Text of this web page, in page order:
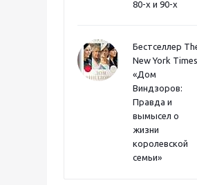
80-х и 90-х
Бестселлер
New York
«Дом
Виндзоров:
Правда и
вымысел о
жизни
королевской
семьи»